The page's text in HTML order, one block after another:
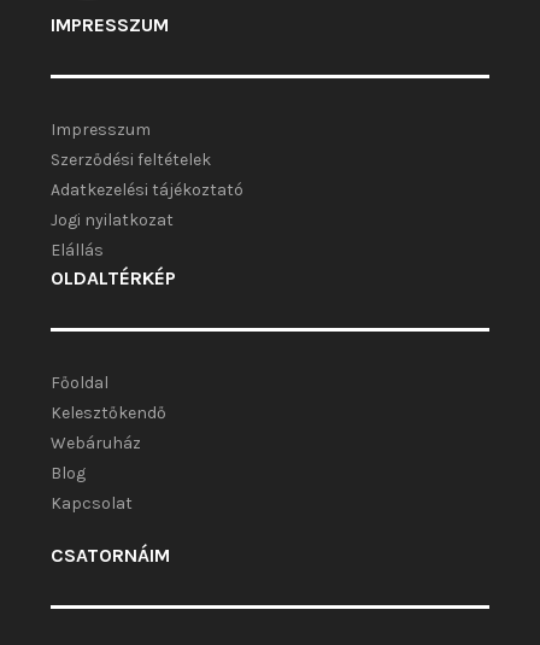
IMPRESSZUM
Impresszum
Szerződési feltételek
Adatkezelési tájékoztató
Jogi nyilatkozat
Elállás
OLDALTÉRKÉP
Főoldal
Kelesztőkendő
Webáruház
Blog
Kapcsolat
CSATORNÁIM